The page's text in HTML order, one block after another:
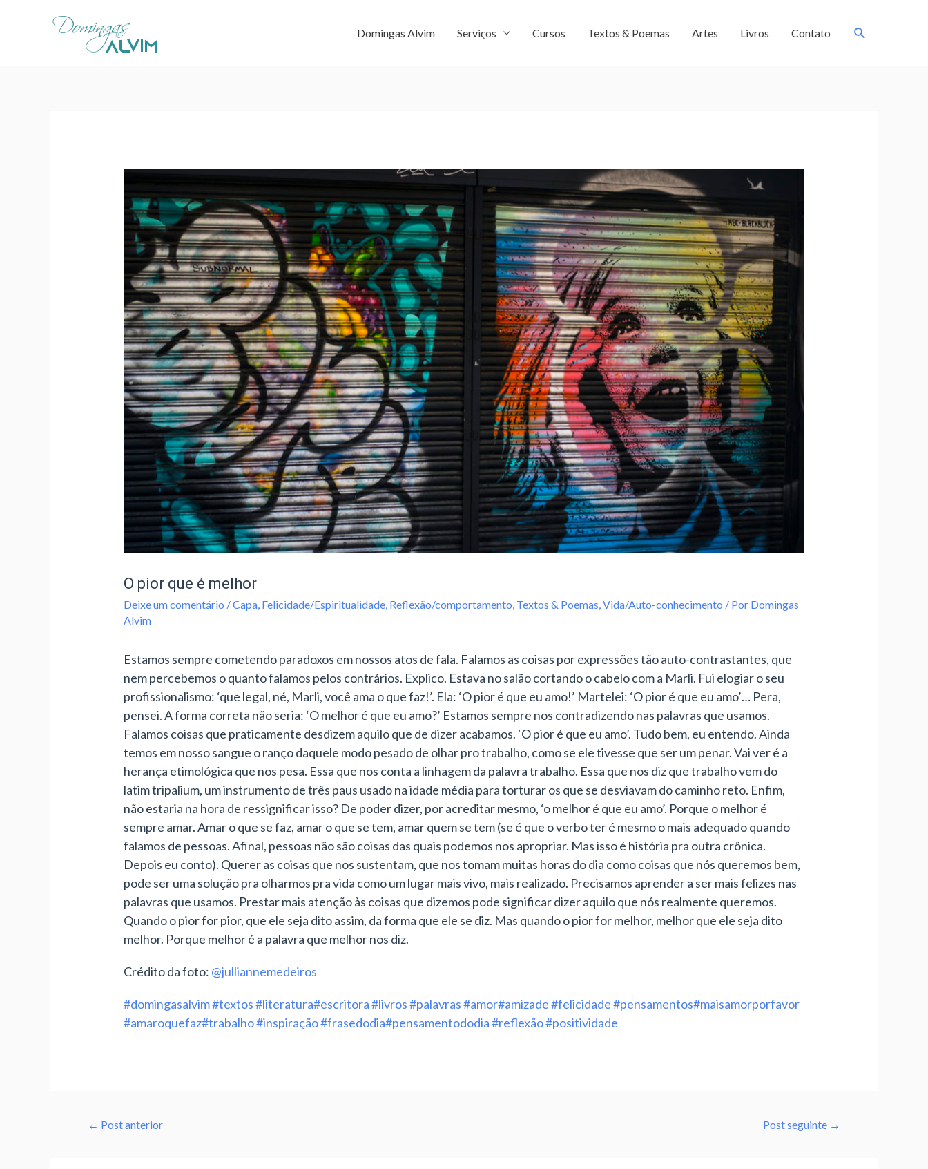
Domingas Alvim Serviços Cursos Textos & Poemas Artes Livros Contato
O pior que é melhor
Deixe um comentário /Capa, Felicidade/Espiritualidade, Reflexão/comportamento Textos & Poemas Vida/Auto-conhecimento / Por Domingas
Alvim
Estamos sempre cometendo paradoxos em nossos atos de fala. Falamos as coisas por expressões tão auto-contrastantes, que
nem percebemos o quanto falamos pelos contrários. Explico. Estava no salão cortando o cabelo com a Marli. Fui elogiar o seu
profissionalismo: ‘que legal, né, Marli, você ama o que faz!’. Ela: ‘O pior é que eu amo!’ Martelei: ‘O pior é que eu amo’… Pera,
pensei. A forma correta não seria: ‘O melhor é que eu amo?’ Estamos sempre nos contradizendo nas palavras que usamos.
Falamos coisas que praticamente desdizem aquilo que de dizer acabamos. ‘O pior é que eu amo’. Tudo bem, eu entendo. Ainda
temos em nosso sangue o ranço daquele modo pesado de olhar pro trabalho, como se ele tivesse que ser um penar. Vai ver é a
herança etimológica que nos pesa. Essa que nos conta a linhagem da palavra trabalho. Essa que nos diz que trabalho vem do
latim tripalium, um instrumento de três paus usado na idade média para torturar os que se desviavam do caminho reto. Enfim,
não estaria na hora de ressignificar isso? De poder dizer, por acreditar mesmo, ‘o melhor é que eu amo’. Porque o melhor é
sempre amar. Amar o que se faz, amar o que se tem, amar quem se tem (se é que o verbo ter é mesmo o mais adequado quando
falamos de pessoas. Afinal, pessoas não são coisas das quais podemos nos apropriar. Mas isso é história pra outra crônica.
Depois eu conto). Querer as coisas que nos sustentam, que nos tomam muitas horas do dia como coisas que nós queremos bem,
pode ser uma solução pra olharmos pra vida como um lugar mais vivo, mais realizado. Precisamos aprender a ser mais felizes nas
palavras que usamos. Prestar mais atenção às coisas que dizemos pode significar dizer aquilo que nós realmente queremos.
Quando o pior for pior, que ele seja dito assim, da forma que ele se diz. Mas quando o pior for melhor, melhor que ele seja dito
melhor. Porque melhor é a palavra que melhor nos diz.
Crédito da foto: @julliannemedeiros
#domingasalvim#textos#literatura#escritora#livros#palavras#amor#amizade#felicidade#pensamentos#maisamorporfavor
#amaroquefaz#trabalho#inspiração#frasedodia#pensamentododia#reflexão#positividade
← Post anterior Post seguinte →